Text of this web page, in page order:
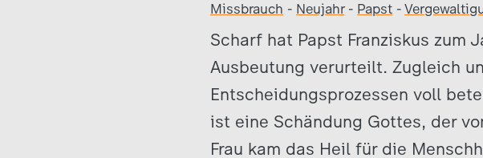
Missbrauch - Neujahr- Papst -
Scharf hat Papst Franziskus zum
Ausbeutung verurteilt. Zugleich
Entscheidungsprozessen voll
ist eine Schändung Gottes, der
Frau kam das Heil für die